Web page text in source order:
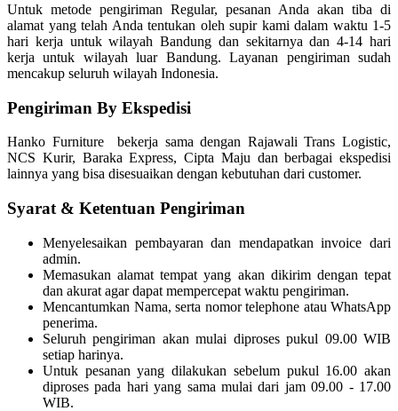
Untuk metode pengiriman Regular, pesanan Anda akan tiba di
alamat yang telah Anda tentukan oleh supir kami dalam waktu 1-5
hari kerja untuk wilayah Bandung dan sekitarnya dan 4-14 hari
kerja untuk wilayah luar Bandung. Layanan pengiriman sudah
mencakup seluruh wilayah Indonesia.
Pengiriman By Ekspedisi
Hanko Furniture bekerja sama dengan Rajawali Trans Logistic,
NCS Kurir, Baraka Express, Cipta Maju dan berbagai ekspedisi
lainnya yang bisa disesuaikan dengan kebutuhan dari customer.
Syarat & Ketentuan Pengiriman
Menyelesaikan pembayaran dan mendapatkan invoice dari
admin.
Memasukan alamat tempat yang akan dikirim dengan tepat
dan akurat agar dapat mempercepat waktu pengiriman.
Mencantumkan Nama, serta nomor telephone atau WhatsApp
penerima.
Seluruh pengiriman akan mulai diproses pukul 09.00 WIB
setiap harinya.
Untuk pesanan yang dilakukan sebelum pukul 16.00 akan
diproses pada hari yang sama mulai dari jam 09.00 - 17.00
WIB.